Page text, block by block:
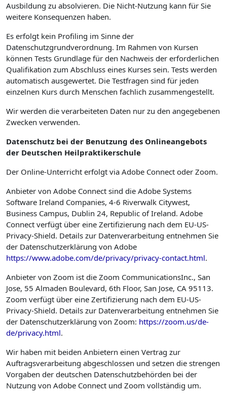
Ausbildung zu absolvieren. Die Nicht-Nutzung kann für Sie
weitere Konsequenzen haben.
Es erfolgt kein Profiling im Sinne der
Datenschutzgrundverordnung. Im Rahmen von Kursen
können Tests Grundlage für den Nachweis der erforderlichen
Qualifikation zum Abschluss eines Kurses sein. Tests werden
automatisch ausgewertet. Die Testfragen sind für jeden
einzelnen Kurs durch Menschen fachlich zusammengestellt.
Wir werden die verarbeiteten Daten nur zu den angegebenen
Zwecken verwenden.
Datenschutz bei der Benutzung des Onlineangebots
der Deutschen Heilpraktikerschule
Der Online-Unterricht erfolgt via Adobe Connect oder Zoom.
Anbieter von Adobe Connect sind die Adobe Systems
Software Ireland Companies, 4-6 Riverwalk Citywest,
Business Campus, Dublin 24, Republic of Ireland. Adobe
Connect verfügt über eine Zertifizierung nach dem EU-US-
Privacy-Shield. Details zur Datenverarbeitung entnehmen Sie
der Datenschutzerklärung von Adobe
https://www.adobe.com/de/privacy/privacy-contact.html.
Anbieter von Zoom ist die Zoom CommunicationsInc., San
Jose, 55 Almaden Boulevard, 6th Floor, San Jose, CA 95113.
Zoom verfügt über eine Zertifizierung nach dem EU-US-
Privacy-Shield. Details zur Datenverarbeitung entnehmen Sie
der Datenschutzerklärung von Zoom: https://zoom.us/de-
de/privacy.html.
Wir haben mit beiden Anbietern einen Vertrag zur
Auftragsverarbeitung abgeschlossen und setzen die strengen
Vorgaben der deutschen Datenschutzbehörden bei der
Nutzung von Adobe Connect und Zoom vollständig um.